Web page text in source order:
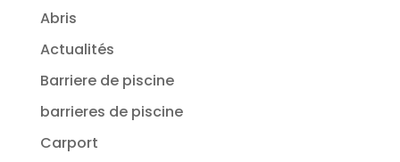
Abris
Actualités
Barriere de piscine
barrieres de piscine
Carport